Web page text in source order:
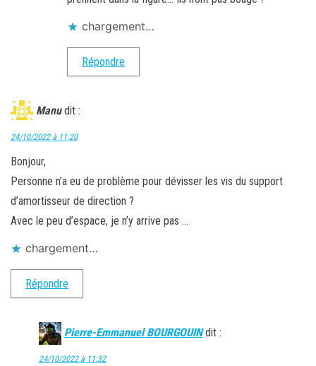
chargement…
Répondre
Manu dit :
24/10/2022 à 11:20
Bonjour,
Personne n’a eu de problème pour dévisser les vis du support
d’amortisseur de direction ?
Avec le peu d’espace, je n’y arrive pas …
chargement…
Répondre
Pierre-Emmanuel BOURGOUIN dit :
24/10/2022 à 11:32